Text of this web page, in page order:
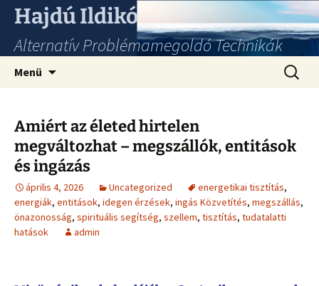
Hajdú Ildikó
Alternatív Problémamegoldó Technikák
Menü
Amiért az életed hirtelen
megváltozhat – megszállók, entitások
és ingázás
április 4, 2026 Uncategorized energetikai tisztítás,
energiák, entitások, idegen érzések, ingás Közvetítés, megszállás,
önazonosság, spirituális segítség, szellem, tisztítás, tudatalatti
hatások
admin